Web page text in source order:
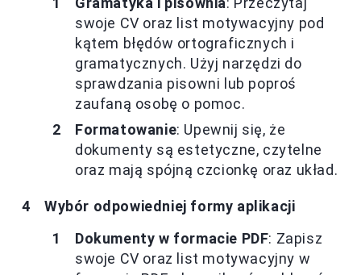
swoje CV oraz list motywacyjny pod
kątem błędów ortograficznych i
gramatycznych. Użyj narzędzi do
sprawdzania pisowni lub poproś
zaufaną osobę o pomoc.
Formatowanie: Upewnij się, że
dokumenty są estetyczne, czytelne
oraz mają spójną czcionkę oraz układ.
Wybór odpowiedniej formy aplikacji
Dokumenty w formacie PDF: Zapisz
swoje CV oraz list motywacyjny w